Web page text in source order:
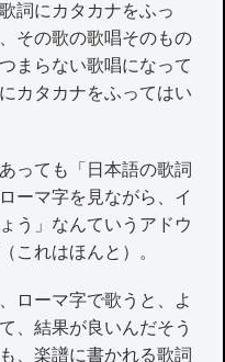
詞にカタカナをふっ
その歌の歌唱そのもの
まらない歌唱になって
カタカナをふってはい
っても「日本語の歌詞
ーマ字を見ながら、イ
う」なんていうアドウ
これはほんと）。
ローマ字で歌うと、よ
、結果が良いんだそう
、楽譜に書かれる歌詞